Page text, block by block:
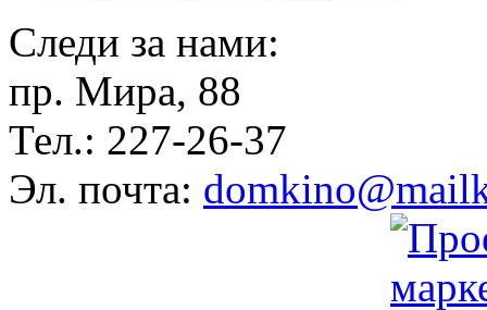
Следи за нами:
пр. Мира, 88
Тел.: 227-26-37
Эл. почта: